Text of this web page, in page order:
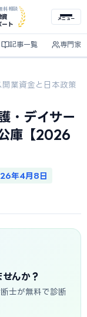
料相談
資
ート
メニュー
記事一覧 専門家
業資金と日本政策
・デイサー
庫【2026
年4月8日
んか？
士が無料で診断